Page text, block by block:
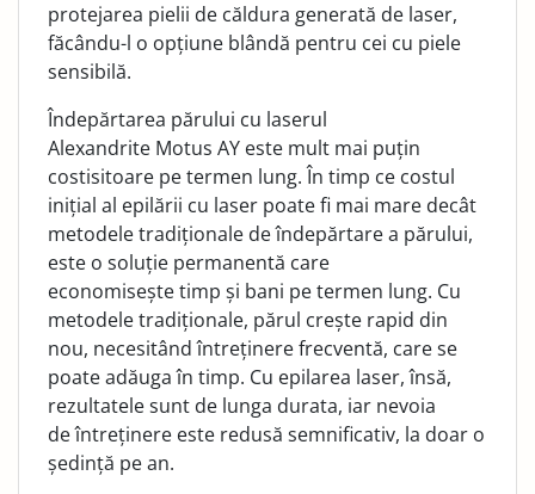
protejarea pielii de căldura generată de laser,
făcându-l o opțiune blândă pentru cei cu piele
sensibilă.
Îndepărtarea părului cu laserul
Alexandrite Motus AY este mult mai puțin
costisitoare pe termen lung. În timp ce costul
inițial al epilării cu laser poate fi mai mare decât
metodele tradiționale de îndepărtare a părului,
este o soluție permanentă care
economisește timp și bani pe termen lung. Cu
metodele tradiționale, părul crește rapid din
nou, necesitând întreținere frecventă, care se
poate adăuga în timp. Cu epilarea laser, însă,
rezultatele sunt de lunga durata, iar nevoia
de întreținere este redusă semnificativ, la doar o
ședință pe an.